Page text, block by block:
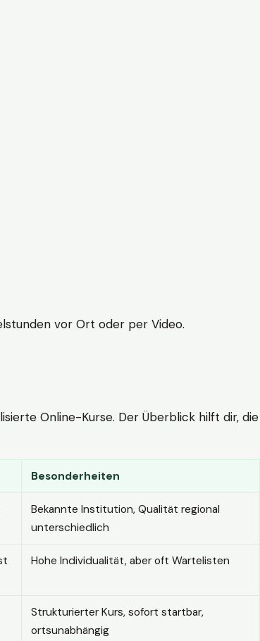
vor Ort oder per Video.
Online-Kurse. Der Überblick hilft dir, die
Besonderheiten
Bekannte Institution, Qualität regional
unterschiedlich
Hohe Individualität, aber oft Wartelisten
Strukturierter Kurs, sofort startbar,
ortsunabhängig